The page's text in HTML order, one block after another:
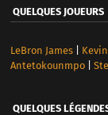
QUELQUES JOUEURS
LeBron James|
Antetokounmpo|
QUELQUES